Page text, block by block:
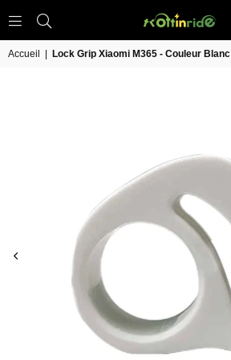
IN
Accueil Lock Grip Xiaomi M365 - Couleur Blanc